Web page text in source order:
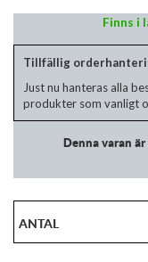
Finns i
Tillfällig
Just nu hanteras alla
produkter som vanligt
Denna varan
ANTAL